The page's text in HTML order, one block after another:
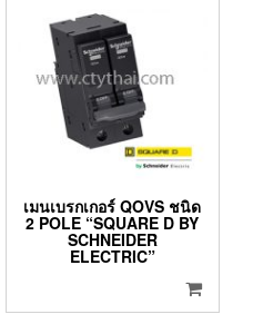
เมนเบรกเกอร์ QOVS ชนิด
2 POLE “SQUARE D BY
SCHNEIDER
ELECTRIC”